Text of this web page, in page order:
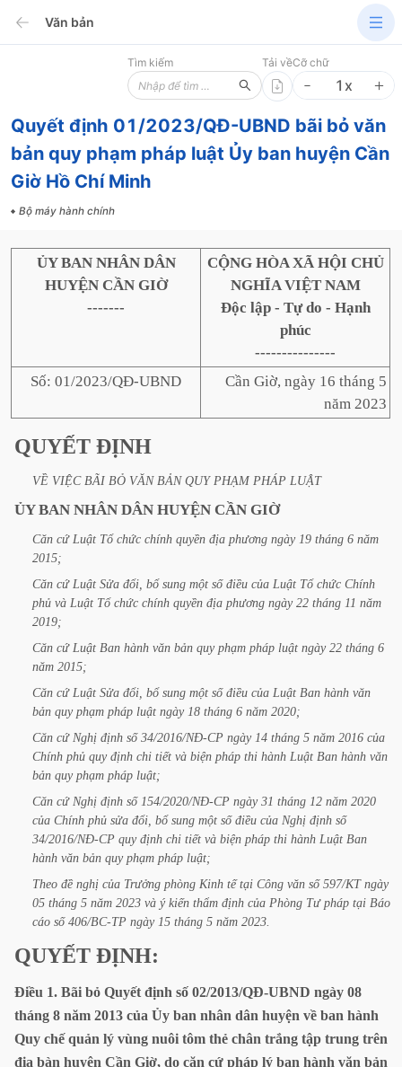
Văn bản
Tìm kiếm Tải vềCỡ chữ
1 x
Quyết định 01/2023/QĐ-UBND bãi bỏ văn
bản quy phạm pháp luật Ủy ban huyện Cần
Giờ Hồ Chí Minh
Bộ máy hành chính
ỦY BAN NHÂN DÂN
HUYỆN CẦN GIỜ
-------
CỘNG HÒA XÃ HỘI CHỦ
NGHĨA VIỆT NAM
Độc lập - Tự do - Hạnh
phúc
---------------
Số: 01/2023/QĐ-UBND
Cần Giờ, ngày 16 tháng 5
năm 2023
QUYẾT ĐỊNH
VỀ VIỆC BÃI BỎ VĂN BẢN QUY PHẠM PHÁP LUẬT
ỦY BAN NHÂN DÂN HUYỆN CẦN GIỜ
Căn cứ Luật Tổ chức chính quyền địa phương ngày 19 tháng 6 năm
2015;
Căn cứ Luật Sửa đổi, bổ sung một số điều của Luật Tổ chức Chính
phủ và Luật Tổ chức chính quyền địa phương ngày 22 tháng 11 năm
2019;
Căn cứ Luật Ban hành văn bản quy phạm pháp luật ngày 22 tháng 6
năm 2015;
Căn cứ Luật Sửa đổi, bổ sung một số điều của Luật Ban hành văn
bản quy phạm pháp luật ngày 18 tháng 6 năm 2020;
Căn cứ Nghị định số 34/2016/NĐ-CP ngày 14 tháng 5 năm 2016 của
Chính phủ quy định chi tiết và biện pháp thi hành Luật Ban hành văn
bản quy phạm pháp luật;
Căn cứ Nghị định số 154/2020/NĐ-CP ngày 31 tháng 12 năm 2020
của Chính phủ sửa đổi, bổ sung một số điều của Nghị định số
34/2016/NĐ-CP quy định chi tiết và biện pháp thi hành Luật Ban
hành văn bản quy phạm pháp luật;
Theo đề nghị của Trưởng phòng Kinh tế tại Công văn số 597/KT ngày
05 tháng 5 năm 2023 và ý kiến thẩm định của Phòng Tư pháp tại Báo
cáo số 406/BC-TP ngày 15 tháng 5 năm 2023.
QUYẾT ĐỊNH:
Điều 1. Bãi bỏ Quyết định số 02/2013/QĐ-UBND ngày 08
tháng 8 năm 2013 của Ủy ban nhân dân huyện về ban hành
Quy chế quản lý vùng nuôi tôm thẻ chân trắng tập trung trên
địa bàn huyện Cần Giờ, do căn cứ pháp lý ban hành văn bản